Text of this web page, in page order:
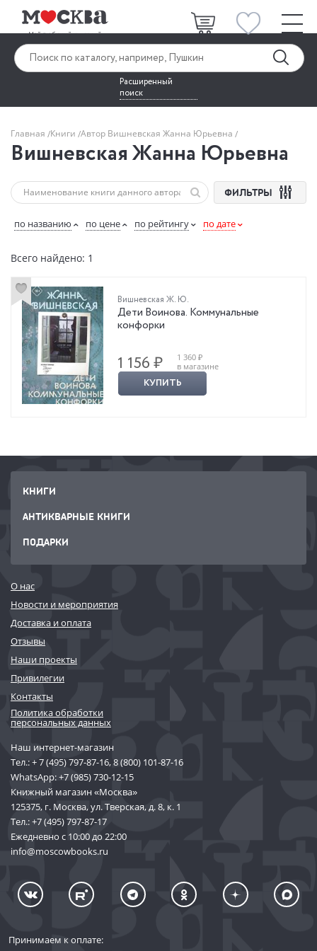
Расширенный
поиск
Главная Книги Автор Вишневская Жанна Юрьевна
Вишневская Жанна Юрьевна
ФИЛЬТРЫ
по названию по цене по рейтингу по дате
Всего найдено: 1
Вишневская Ж. Ю.
Дети Воинова. Коммунальные
конфорки
1 156 ₽
1 360 ₽
в магазине
КУПИТЬ
КНИГИ
АНТИКВАРНЫЕ КНИГИ
ПОДАРКИ
О нас
Новости и мероприятия
Доставка и оплата
Отзывы
Наши проекты
Привилегии
Контакты
Политика обработки
персональных данных
Наш интернет-магазин
Тел.:+ 7 (495) 797-87-16,8 (800) 101-87-16
WhatsApp:+7 (985) 730-12-15
Книжный магазин «Москва»
125375, г. Москва, ул. Тверская, д. 8, к. 1
Тел.:+7 (495) 797-87-17
Ежедневно с 10:00 до 22:00
info@moscowbooks.ru
Принимаем к оплате: